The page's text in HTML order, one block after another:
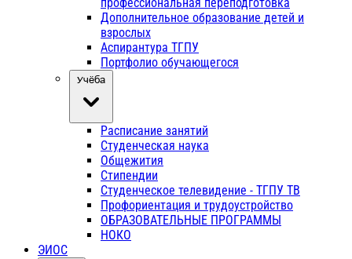
профессиональная переподготовка
Дополнительное образование детей и
взрослых
Аспирантура ТГПУ
Портфолио обучающегося
Учёба
Расписание занятий
Студенческая наука
Общежития
Стипендии
Студенческое телевидение - ТГПУ ТВ
Профориентация и трудоустройство
ОБРАЗОВАТЕЛЬНЫЕ ПРОГРАММЫ
НОКО
ЭИОС